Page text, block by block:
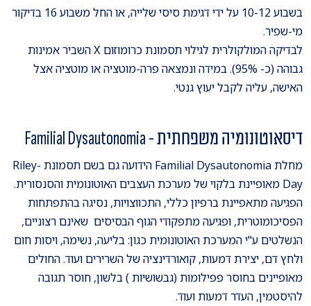
בשבוע 10-12 על ידי דגימת סיסי שלייה, או החל משבוע 16 בדיקור
מי-שפיר.
לבדיקה המולקולרית לגילוי תסמונת כרומוזום X השביר אמינות
גבוהה (כ- 95%). במידה ונמצאה פרה-מוטציה או מוטציה אצל
האישה, עליה לקבל יעוץ גנטי.
דיסאוטונומיה משפחתית - Familial Dysautonomia
מחלת Familial Dysautonomia הידועה גם בשם תסמונת Riley-
Day מאופיינת בלקוי של מערכת העצבים האוטונומית והסנסורית.
הפגיעה מתאפיינת ברפיון כללי, התכווצויות, נסיגה בהתפתחות
הפסיכומוטרית, ופגיעה מתפקודי הגוף הבסיסים שאינם רצוניים,
הנשלטים ע"י המערכת האוטונומית כגון: בליעה, נשימה, ויסות חום
ולחץ דם, יצירת דמעות, קואורדינציה של השרירים ועוד. החולים
מאופיינים בחוסר פפילומות (גבשושיות ) בלשון, חוסר תגובה
להיסטמין, העדר דמעות ועוד.